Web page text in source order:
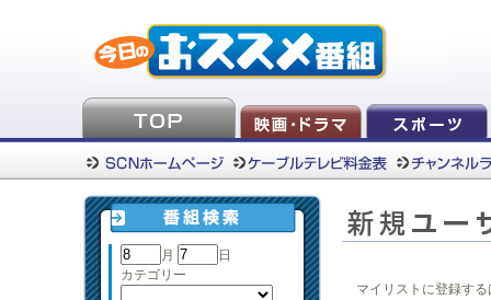
月
日
カテゴリー
マイリストに登録す